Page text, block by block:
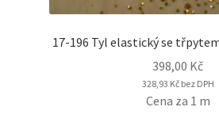
17-196 Tyl elastický se
398,00 Kč
328,93 Kčbez DPH
Cena za 1 m